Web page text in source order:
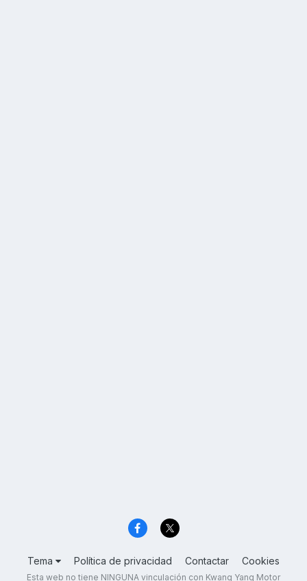
Tema Política de privacidad Contactar Cookies
Esta web no tiene NINGUNA vinculación con Kwang Yang Motor